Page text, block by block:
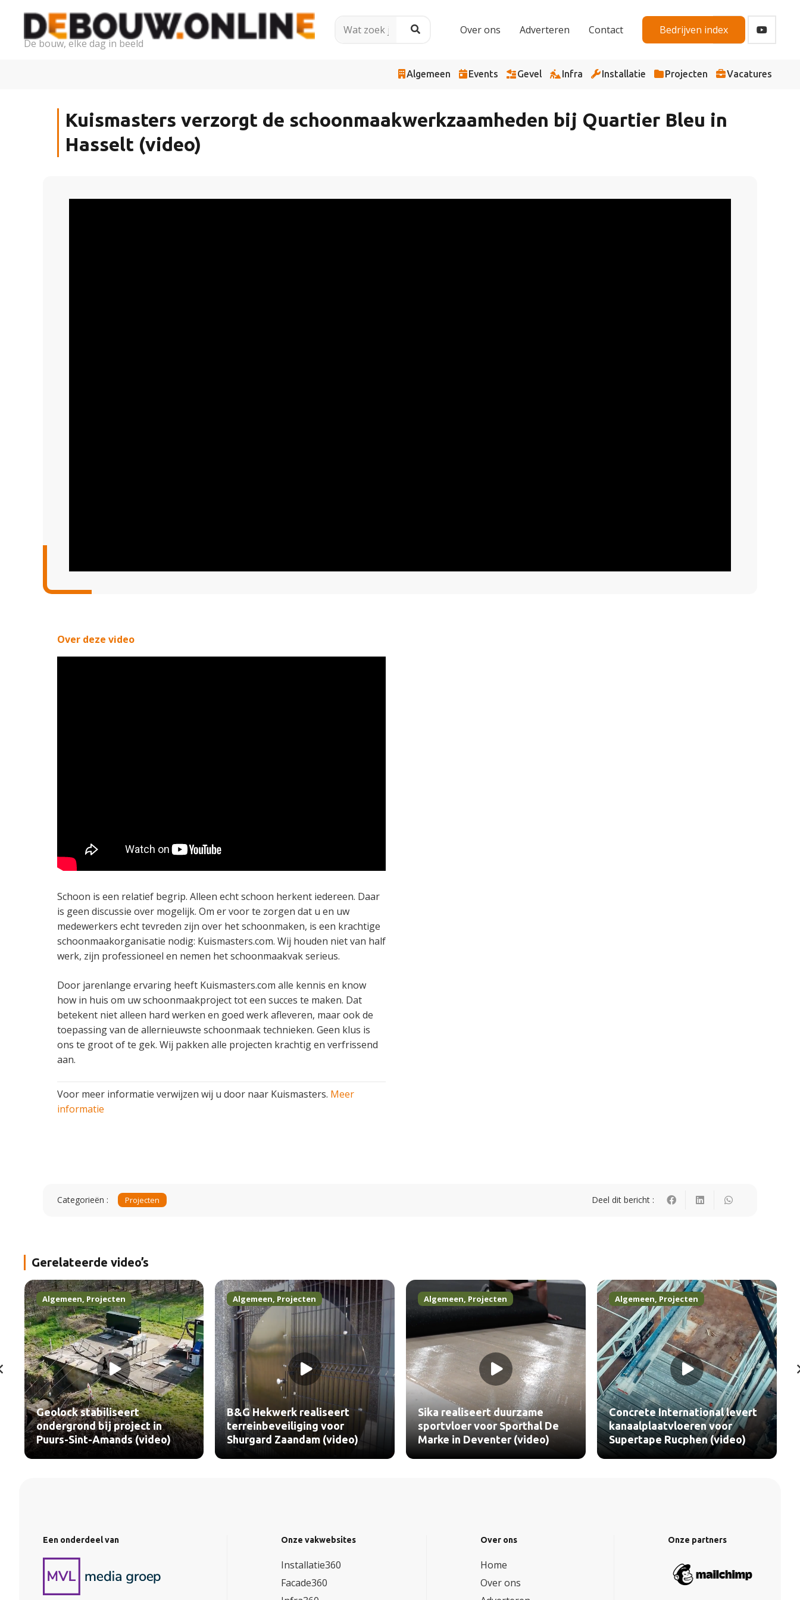
De bouw, elke dag in beeld
Over ons Adverteren Contact Bedrijven index
Algemeen Events Gevel Infra Installatie Projecten Vacatures
Kuismasters verzorgt de schoonmaakwerkzaamheden bij Quartier Bleu in
Hasselt (video)
Over deze video
Schoon is een relatief begrip. Alleen echt schoon herkent iedereen. Daar
is geen discussie over mogelijk. Om er voor te zorgen dat u en uw
medewerkers echt tevreden zijn over het schoonmaken, is een krachtige
schoonmaakorganisatie nodig: Kuismasters.com. Wij houden niet van half
werk, zijn professioneel en nemen het schoonmaakvak serieus.
Door jarenlange ervaring heeft Kuismasters.com alle kennis en know
how in huis om uw schoonmaakproject tot een succes te maken. Dat
betekent niet alleen hard werken en goed werk afleveren, maar ook de
toepassing van de allernieuwste schoonmaak technieken. Geen klus is
ons te groot of te gek. Wij pakken alle projecten krachtig en verfrissend
aan.
Voor meer informatie verwijzen wij u door naar Kuismasters. Meer
informatie
Categorieën : Projecten Deel dit bericht :
Gerelateerde video’s
Algemeen, Projecten
B&G Hekwerk realiseert
terreinbeveiliging voor
Shurgard Zaandam (video)
Algemeen, Projecten
Sika realiseert duurzame
sportvloer voor Sporthal De
Marke in Deventer (video)
Algemeen, Projecten
Concrete International levert
kanaalplaatvloeren voor
Supertape Rucphen (video)
Algemeen, Projecten
VELUX Commercial brengt
daglicht naar Van Oys
Maastricht (video)
Een onderdeel van Onze vakwebsites
Installatie360
Facade360
Over ons
Home
Over ons
Onze partners